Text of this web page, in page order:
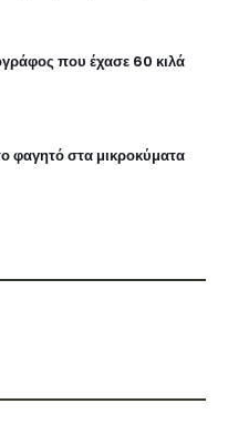
που έχασε 60 κιλά
φαγητό στα μικροκύματα